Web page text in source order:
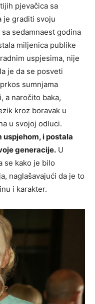
pjevačica sa
je graditi svoju
sedamnaest godina
miljenica publike
uspjesima, nije
je da se posveti
sumnjama
a naročito baka,
kroz boravak u
u svojoj odluci.
uspjehom, i postala
generacije. U
se kako je bilo
naglašavajući da je to
i karakter.